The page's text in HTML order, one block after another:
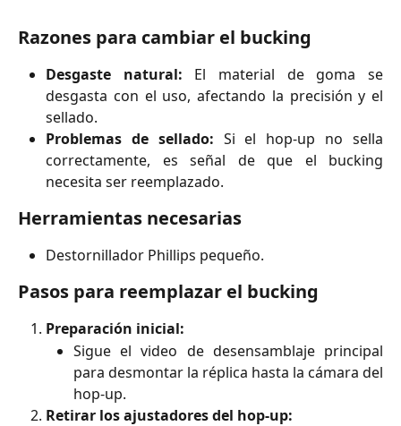
Razones para cambiar el bucking
Desgaste natural: El material de goma se
desgasta con el uso, afectando la precisión y el
sellado.
Problemas de sellado: Si el hop-up no sella
correctamente, es señal de que el bucking
necesita ser reemplazado.
Herramientas necesarias
Destornillador Phillips pequeño.
Pasos para reemplazar el bucking
Preparación inicial:
Sigue el video de desensamblaje principal
para desmontar la réplica hasta la cámara del
hop-up.
Retirar los ajustadores del hop-up: